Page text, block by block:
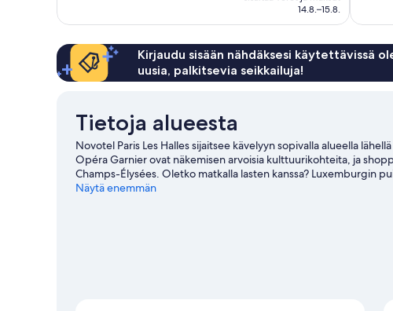
177 €
14.8.–15.8.
arvostelua
Kirjaudu sisään nähdäksesi käytettävissä
uusia, palkitsevia seikkailuja!
Tietoja alueesta
Novotel Paris Les Halles sijaitsee kävelyyn sopivalla alueella
Opéra Garnier ovat näkemisen arvoisia kulttuurikohteita, ja
Champs-Élysées. Oletko matkalla lasten kanssa? Luxemburgin
vesiaktiviteetteihin, joihin kuuluu veneretket, tai ulkoilma-
Näytä enemmän